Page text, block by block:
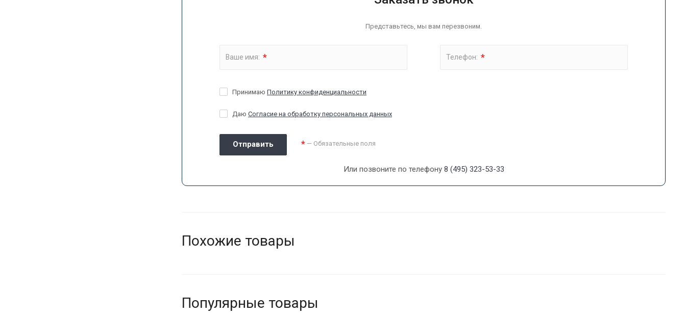
Представьтесь, мы вам перезвоним.
Ваше имя: * Телефон: *
Принимаю Политику конфиденциальности
Даю Согласие на обработку персональных данных
Отправить * — Обязательные поля
Или позвоните по телефону 8 (495) 323-53-33
Похожие товары
Популярные товары